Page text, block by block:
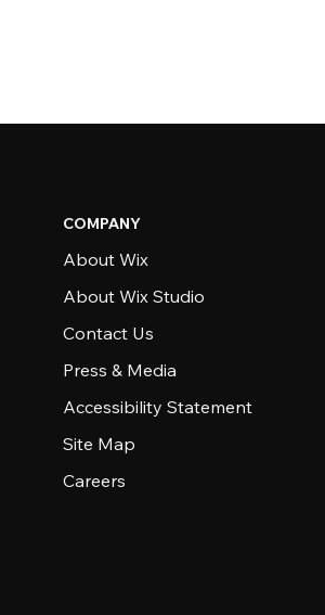
COMPANY
About Wix
About Wix Studio
Contact Us
Press & Media
Accessibility Statement
Site Map
Careers